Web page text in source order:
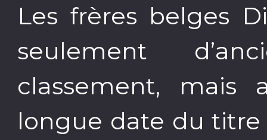
Les frères belges
seulement
classement, mais
longue date du titre